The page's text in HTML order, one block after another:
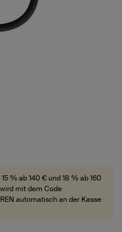
% ab 140 € und 18 % ab 160
mit dem Code
automatisch an der Kasse